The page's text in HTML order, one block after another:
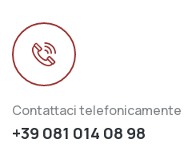
Contattaci telefonicamente
+39 081 014 08 98